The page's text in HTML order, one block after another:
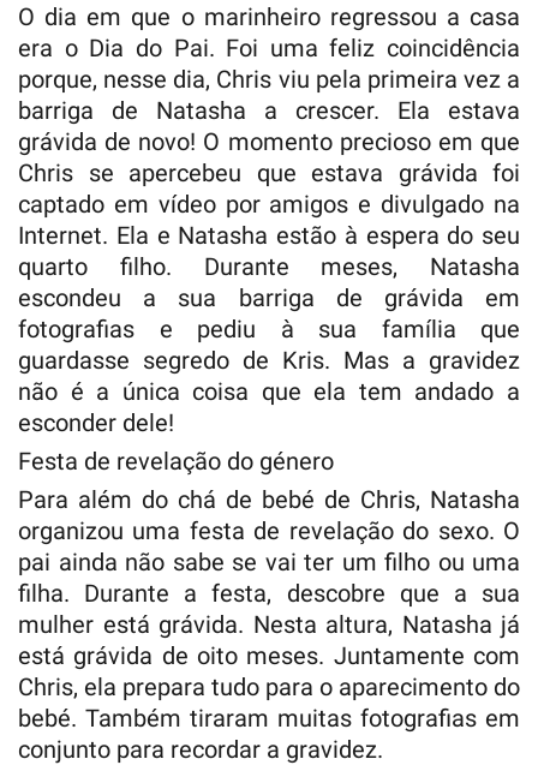
O dia em que o marinheiro regressou a casa
era o Dia do Pai. Foi uma feliz coincidência
porque, nesse dia, Chris viu pela primeira vez a
barriga de Natasha a crescer. Ela estava
grávida de novo! O momento precioso em que
Chris se apercebeu que estava grávida foi
captado em vídeo por amigos e divulgado na
Internet. Ela e Natasha estão à espera do seu
quarto filho. Durante meses, Natasha
escondeu a sua barriga de grávida em
fotografias e pediu à sua família que
guardasse segredo de Kris. Mas a gravidez
não é a única coisa que ela tem andado a
esconder dele!
Festa de revelação do género
Para além do chá de bebé de Chris, Natasha
organizou uma festa de revelação do sexo. O
pai ainda não sabe se vai ter um filho ou uma
filha. Durante a festa, descobre que a sua
mulher está grávida. Nesta altura, Natasha já
está grávida de oito meses. Juntamente com
Chris, ela prepara tudo para o aparecimento do
bebé. Também tiraram muitas fotografias em
conjunto para recordar a gravidez.